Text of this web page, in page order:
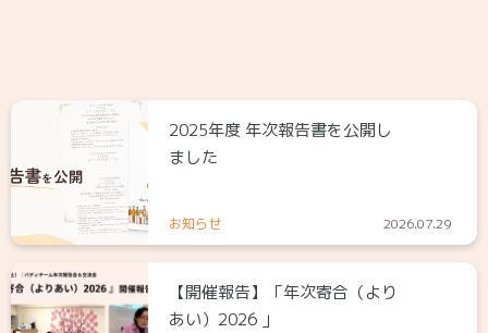
2025年度 年次報告書を公開し
ました
お知らせ 2026.07.29
【開催報告】「年次寄合（より
あい）2026 」